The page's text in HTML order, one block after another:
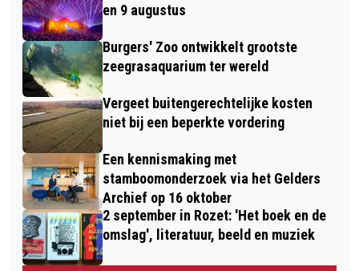
en 9 augustus
Burgers' Zoo ontwikkelt grootste
zeegrasaquarium ter wereld
Vergeet buitengerechtelijke kosten
niet bij een beperkte vordering
Een kennismaking met
stamboomonderzoek via het Gelders
Archief op 16 oktober
2 september in Rozet: 'Het boek en de
omslag', literatuur, beeld en muziek